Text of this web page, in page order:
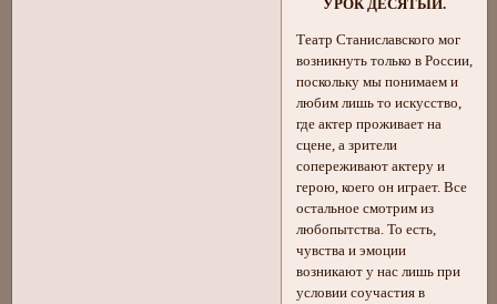
УРОК ДЕСЯТЫЙ.
Театр Станиславского мог
возникнуть только в России,
поскольку мы понимаем и
любим лишь то искусство,
где актер проживает на
сцене, а зрители
сопереживают актеру и
герою, коего он играет. Все
остальное смотрим из
любопытства. То есть,
чувства и эмоции
возникают у нас лишь при
условии соучастия в